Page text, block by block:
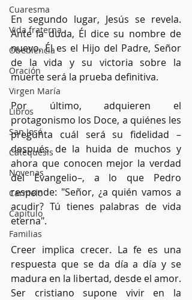
Cuaresma
Vida fraterna
Obediencia
Oración
Virgen María
Libros
San José
Catequesis
Novenas
Carmelo
Capítulo
Familias
En segundo lugar, Jesús se revela.
Ante la duda, Él dice su nombre de
nuevo. Él es el Hijo del Padre, Señor
de la vida y su victoria sobre la
muerte será la prueba definitiva.
Por último, adquieren el
protagonismo los Doce, a quiénes les
pregunta cuál será su fidelidad –
después de la huida de muchos y
ahora que conocen mejor la verdad
del Evangelio–, a lo que Pedro
responde: "Señor, ¿a quién vamos a
acudir? Tú tienes palabras de vida
eterna".
Creer implica crecer. La fe es una
respuesta que se da día a día y se
madura en la libertad, desde el amor.
Ser cristiano supone vivir en la